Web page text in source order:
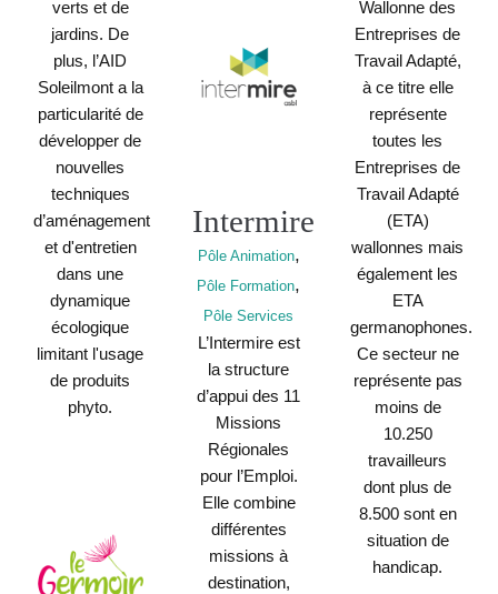
verts et de
jardins. De
plus, l’AID
Soleilmont a la
particularité de
développer de
nouvelles
techniques
d’aménagement
et d'entretien
dans une
dynamique
écologique
limitant l'usage
de produits
phyto.
Wallonne des
Entreprises de
Travail Adapté,
à ce titre elle
représente
toutes les
Entreprises de
Travail Adapté
(ETA)
wallonnes mais
également les
ETA
germanophones.
Ce secteur ne
représente pas
moins de
10.250
travailleurs
dont plus de
8.500 sont en
situation de
handicap.
Intermire
Pôle Animation,
Pôle Formation,
Pôle Services
L’Intermire est
la structure
d’appui des 11
Missions
Régionales
pour l’Emploi.
Elle combine
différentes
missions à
destination,